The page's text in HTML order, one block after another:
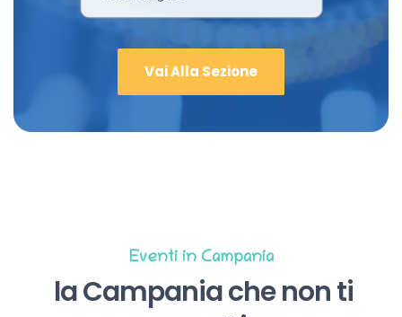
Vai Alla Sezione
Eventi in Campania
la Campania che non ti